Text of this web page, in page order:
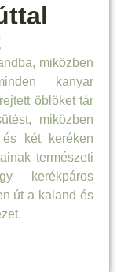
miközben
kanyar
öblöket tár
miközben
két keréken
természeti
kerékpáros
út a kaland és